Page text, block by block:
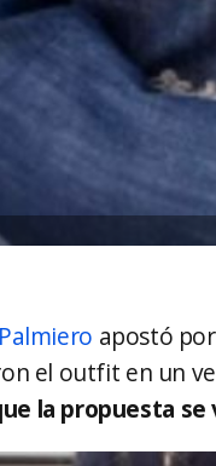
apostó
el outfit en un
la propuesta